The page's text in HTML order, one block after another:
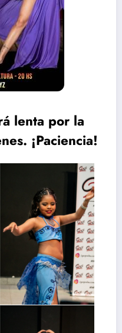
lenta por la
¡Paciencia!